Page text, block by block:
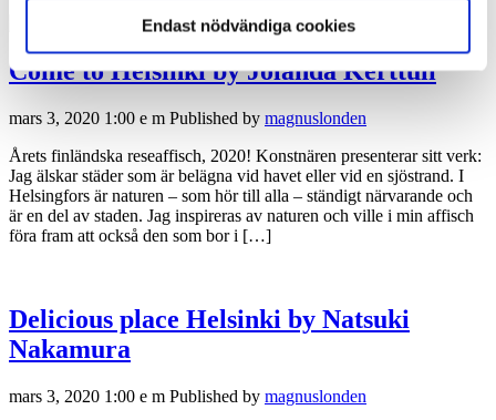
Endast nödvändiga cookies
Come to Helsinki by Jolanda Kerttuli
mars 3, 2020 1:00 e m Published by magnuslonden
Årets finländska reseaffisch, 2020! Konstnären presenterar sitt verk:
Jag älskar städer som är belägna vid havet eller vid en sjöstrand. I
Helsingfors är naturen – som hör till alla – ständigt närvarande och
är en del av staden. Jag inspireras av naturen och ville i min affisch
föra fram att också den som bor i […]
Delicious place Helsinki by Natsuki
Nakamura
mars 3, 2020 1:00 e m Published by magnuslonden